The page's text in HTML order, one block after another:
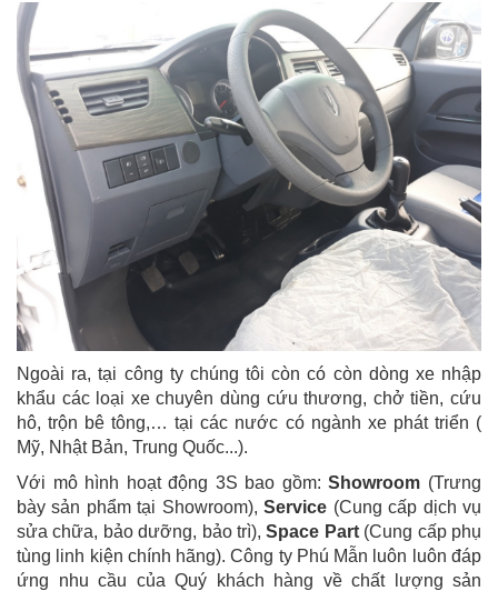
Ngoài ra, tại công ty chúng tôi còn có còn dòng xe nhập
khẩu các loại xe chuyên dùng cứu thương, chở tiền, cứu
hô, trộn bê tông,… tại các nước có ngành xe phát triển (
Mỹ, Nhật Bản, Trung Quốc...).
Với mô hình hoạt động 3S bao gồm:Showroom (Trưng
bày sản phẩm tại Showroom),Service (Cung cấp dịch vụ
sửa chữa, bảo dưỡng, bảo trì),Space Part(Cung cấp phụ
tùng linh kiện chính hãng). Công ty Phú Mẫn luôn luôn đáp
ứng nhu cầu của Quý khách hàng về chất lượng sản